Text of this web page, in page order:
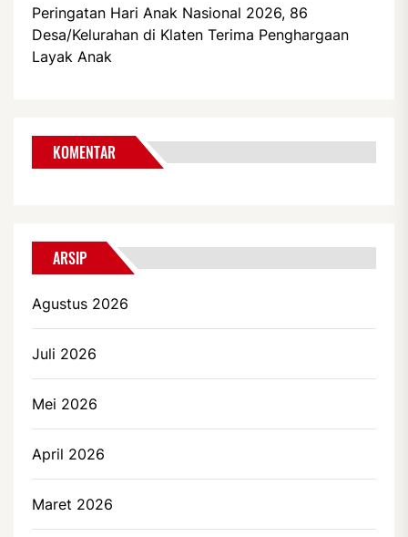
Peringatan Hari Anak Nasional 2026, 86
Desa/Kelurahan di Klaten Terima Penghargaan
Layak Anak
KOMENTAR
ARSIP
Agustus 2026
Juli 2026
Mei 2026
April 2026
Maret 2026